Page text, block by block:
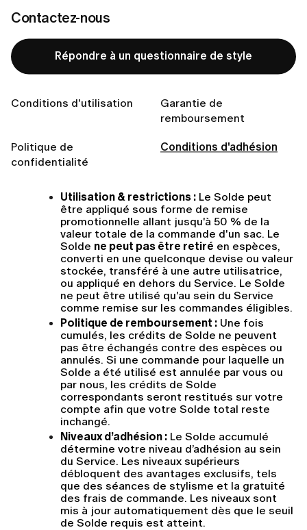
Contactez-nous
Répondre à un questionnaire de style
Conditions d'utilisation
Garantie de
remboursement
Politique de
confidentialité
Conditions d'adhésion
l’application mobile uniquement, les utilisatrices
peuvent cumuler un solde.
Les utilisatrices cumulent un Solde — des crédits de
fidélité non monétaires — via leurs activités éligibles
pécuniaire et ne peut être échangé contre des
espèces, transféré à des tiers ou utilisé en dehors du
Les conditions suivantes s’appliquent au cumul et à
Utilisation & restrictions : Le Solde peut
être appliqué sous forme de remise
promotionnelle allant jusqu'à 50 % de la
valeur totale de la commande d'un sac. Le
Solde ne peut pas être retiré en espèces,
converti en une quelconque devise ou valeur
stockée, transféré à une autre utilisatrice,
ou appliqué en dehors du Service. Le Solde
ne peut être utilisé qu'au sein du Service
comme remise sur les commandes éligibles.
Politique de remboursement : Une fois
cumulés, les crédits de Solde ne peuvent
pas être échangés contre des espèces ou
annulés. Si une commande pour laquelle un
Solde a été utilisé est annulée par vous ou
par nous, les crédits de Solde
correspondants seront restitués sur votre
compte afin que votre Solde total reste
inchangé.
Niveaux d’adhésion : Le Solde accumulé
détermine votre niveau d’adhésion au sein
du Service. Les niveaux supérieurs
débloquent des avantages exclusifs, tels
que des séances de stylisme et la gratuité
des frais de commande. Les niveaux sont
mis à jour automatiquement dès que le seuil
de Solde requis est atteint.